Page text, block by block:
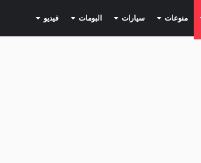
(current) منوعات (current) سيارات (current) البومات (current) فيديو (current)